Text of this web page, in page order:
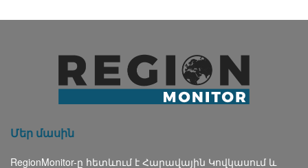
Մեր մասին
RegionMonitor-ը հետևում է Հարավային Կովկասում և